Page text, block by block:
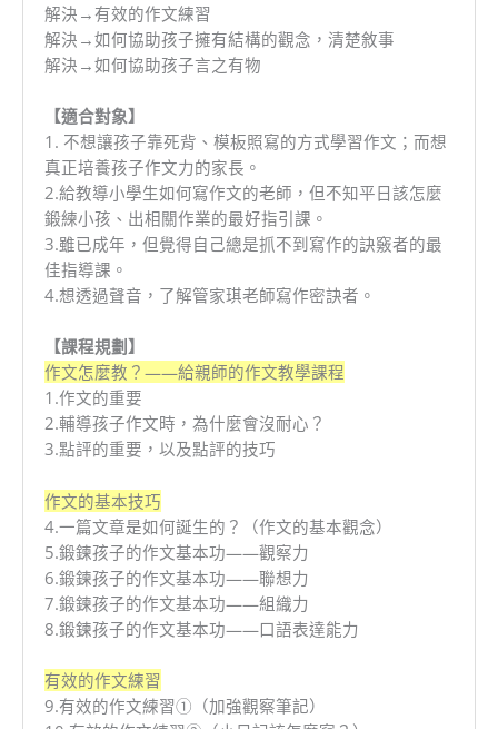
解決→有效的作文練習
解決→如何協助孩子擁有結構的觀念，清楚敘事
解決→如何協助孩子言之有物
【適合對象】
1. 不想讓孩子靠死背、模板照寫的方式學習作文；而想
真正培養孩子作文力的家長。
2.給教導小學生如何寫作文的老師，但不知平日該怎麼
鍛練小孩、出相關作業的最好指引課。
3.雖已成年，但覺得自己總是抓不到寫作的訣竅者的最
佳指導課。
4.想透過聲音，了解管家琪老師寫作密訣者。
【課程規劃】
作文怎麼教？——給親師的作文教學課程
1.作文的重要
2.輔導孩子作文時，為什麼會沒耐心？
3.點評的重要，以及點評的技巧
作文的基本技巧
4.一篇文章是如何誕生的？（作文的基本觀念）
5.鍛鍊孩子的作文基本功——觀察力
6.鍛鍊孩子的作文基本功——聯想力
7.鍛鍊孩子的作文基本功——組織力
8.鍛鍊孩子的作文基本功——口語表達能力
有效的作文練習
9.有效的作文練習①（加強觀察筆記）